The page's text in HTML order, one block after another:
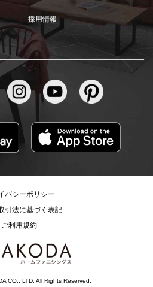
採用情報
バシーポリシー
引法に基づく表記
ご利用規約
CO., LTD. All Rights Reserved.